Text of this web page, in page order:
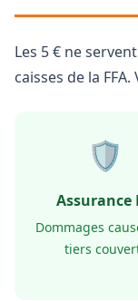
Les 5 € ne
caisses de la
🛡️
Assurance
Dommages
tiers